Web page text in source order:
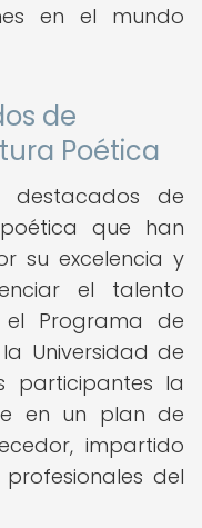
en el mundo
de
Poética
destacados de
que han
su excelencia y
el talento
Programa de
Universidad de
participantes la
en un plan de
impartido
del